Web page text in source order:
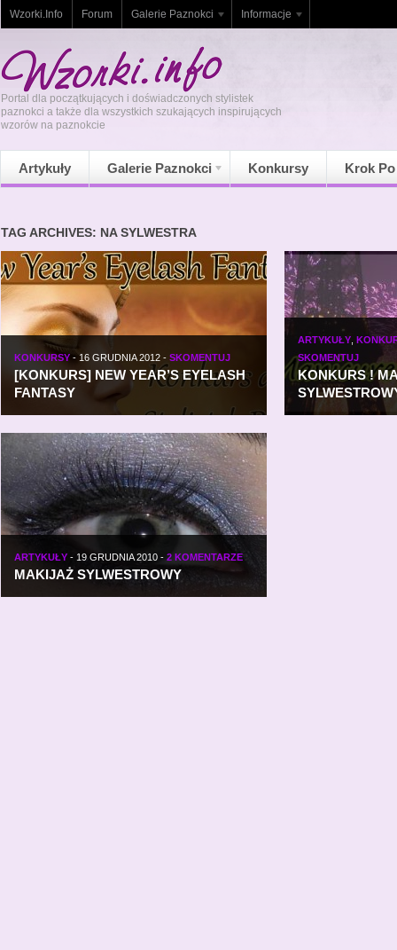
Wzorki.Info Forum Galerie Paznokci Informacje
Portal dla początkujących i doświadczonych stylistek
paznokci a także dla wszystkich szukających inspirujących
wzorów na paznokcie
Artykuły Galerie Paznokci Konkursy Krok
TAG ARCHIVES: NA SYLWESTRA
KONKURSY - 16 GRUDNIA 2012 - SKOMENTUJ
[KONKURS] NEW YEAR’S EYELASH
FANTASY
ARTYKUŁY
SKOMENTUJ
KONKURS !
ARTYKUŁY - 19 GRUDNIA 2010 - 2 KOMENTARZE
MAKIJAŻ SYLWESTROWY